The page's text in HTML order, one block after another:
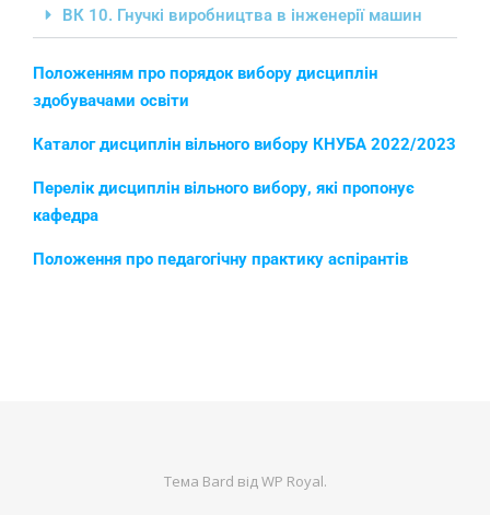
ВК 10. Гнучкі виробництва в інженерії машин
Положенням про порядок вибору дисциплін
здобувачами освіти
Каталог дисциплін вільного вибору КНУБА 2022/2023
Перелік дисциплін вільного вибору, які пропонує
кафедра
Положення про педагогічну практику аспірантів
Тема Bard відWP Royal.